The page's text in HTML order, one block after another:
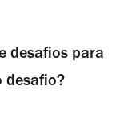
desafios para
desafio?